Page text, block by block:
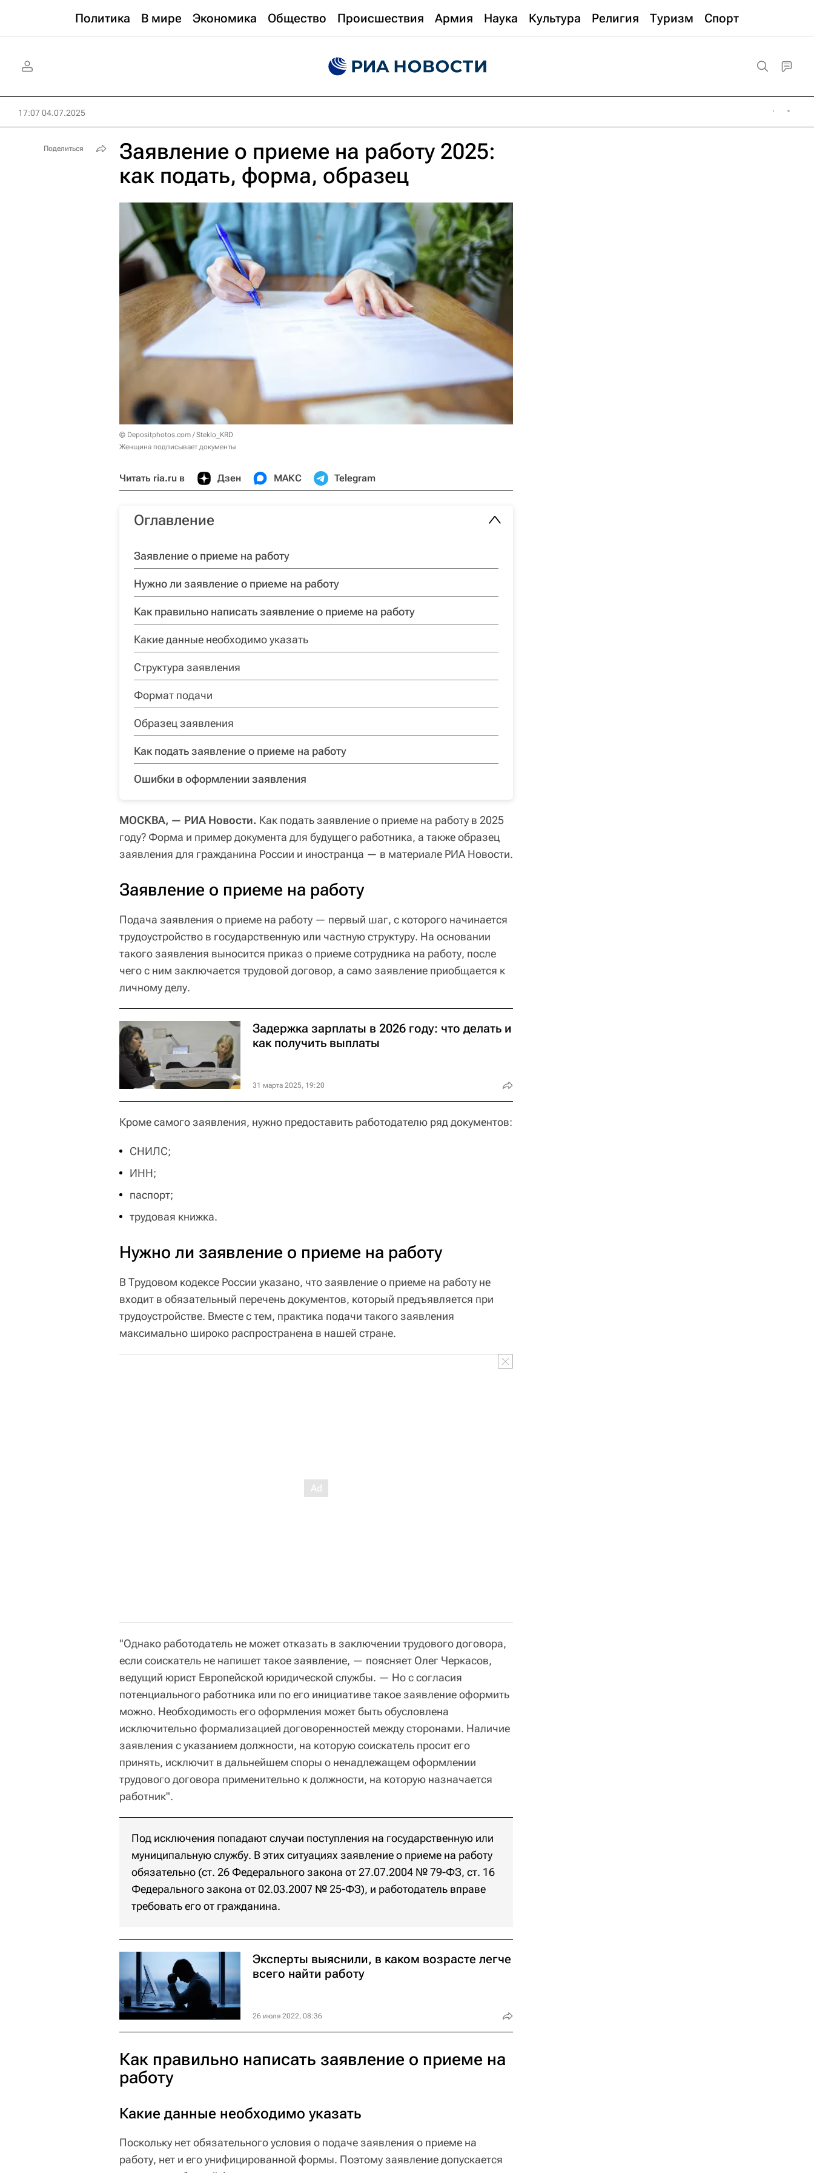
Политика В мире Экономика Общество Происшествия Армия Наука Культура Религия Туризм Спорт
17:07 04.07.2025
Заявление о приеме на работу 2025:
как подать, форма, образец
© Depositphotos.com / Steklo_KRD
Женщина подписывает документы
Читать ria.ru в Дзен МАКС Telegram
Оглавление
Заявление о приеме на работу
Нужно ли заявление о приеме на работу
Как правильно написать заявление о приеме на работу
Какие данные необходимо указать
Структура заявления
Формат подачи
Образец заявления
Как подать заявление о приеме на работу
Ошибки в оформлении заявления
МОСКВА, — РИА Новости. Как подать заявление о приеме на работу в 2025
году? Форма и пример документа для будущего работника, а также образец
заявления для гражданина России и иностранца — в материале РИА Новости.
Заявление о приеме на работу
Подача заявления о приеме на работу — первый шаг, с которого начинается
трудоустройство в государственную или частную структуру. На основании
такого заявления выносится приказ о приеме сотрудника на работу, после
чего с ним заключается трудовой договор, а само заявление приобщается к
личному делу.
Задержка зарплаты в 2026 году: что делать и
как получить выплаты
31 марта 2025, 19:20
Кроме самого заявления, нужно предоставить работодателю ряд документов:
СНИЛС;
ИНН;
паспорт;
трудовая книжка.
Нужно ли заявление о приеме на работу
В Трудовом кодексе России указано, что заявление о приеме на работу не
входит в обязательный перечень документов, который предъявляется при
трудоустройстве. Вместе с тем, практика подачи такого заявления
максимально широко распространена в нашей стране.
"Однако работодатель не может отказать в заключении трудового договора,
если соискатель не напишет такое заявление, — поясняет Олег Черкасов,
ведущий юрист Европейской юридической службы. — Но с согласия
потенциального работника или по его инициативе такое заявление оформить
можно. Необходимость его оформления может быть обусловлена
исключительно формализацией договоренностей между сторонами. Наличие
заявления с указанием должности, на которую соискатель просит его
принять, исключит в дальнейшем споры о ненадлежащем оформлении
трудового договора применительно к должности, на которую назначается
работник".
Под исключения попадают случаи поступления на государственную или
муниципальную службу. В этих ситуациях заявление о приеме на работу
обязательно (ст. 26 Федерального закона от 27.07.2004 № 79-ФЗ, ст. 16
Федерального закона от 02.03.2007 № 25-ФЗ), и работодатель вправе
требовать его от гражданина.
Эксперты выяснили, в каком возрасте легче
всего найти работу
26 июля 2022, 08:36
Как правильно написать заявление о приеме на
работу
Какие данные необходимо указать
Поскольку нет обязательного условия о подаче заявления о приеме на
работу, нет и его унифицированной формы. Поэтому заявление допускается
Поделиться